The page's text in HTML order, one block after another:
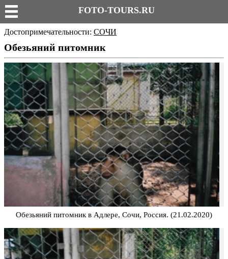
FOTO-TOURS.RU
Достопримечательности: СОЧИ
Обезьяний питомник
Обезьяний питомник в Адлере, Сочи, Россия. (21.02.2020)